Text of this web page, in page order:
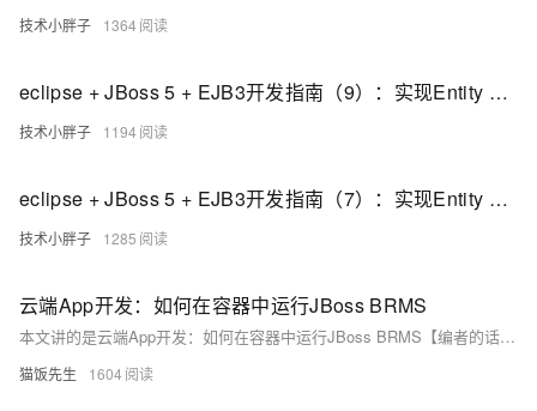
技术小胖子 1364
eclipse + JBoss 5 + EJB3开发指南（9）：实现Entity Bean的多对多映射
技术小胖子 1194
eclipse + JBoss 5 + EJB3开发指南（7）：实现Entity Bean的一对一（one-to-one）映射
技术小胖子 1285
云端App开发：如何在容器中运行JBoss BRMS
本文讲的是云端App开发：如何在容器中运行JBoss BRMS【编者的话】本文介绍了在Red Hat上安装容器化JBoss BRMS的步骤，是系列文章中的一部分，建议浏览文章中的相关链接介绍。
猫饭先生 1604